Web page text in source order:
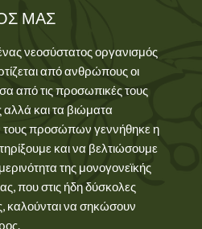
ΜΑΣ
νεοσύστατος οργανισμός
από ανθρώπους οι
από τις προσωπικές τους
αλλά και τα βιώματα
τους προσώπων γεννήθηκε η
και να βελτιώσουμε
της μονογονεϊκής
που στις ήδη δύσκολες
καλούνται να σηκώσουν